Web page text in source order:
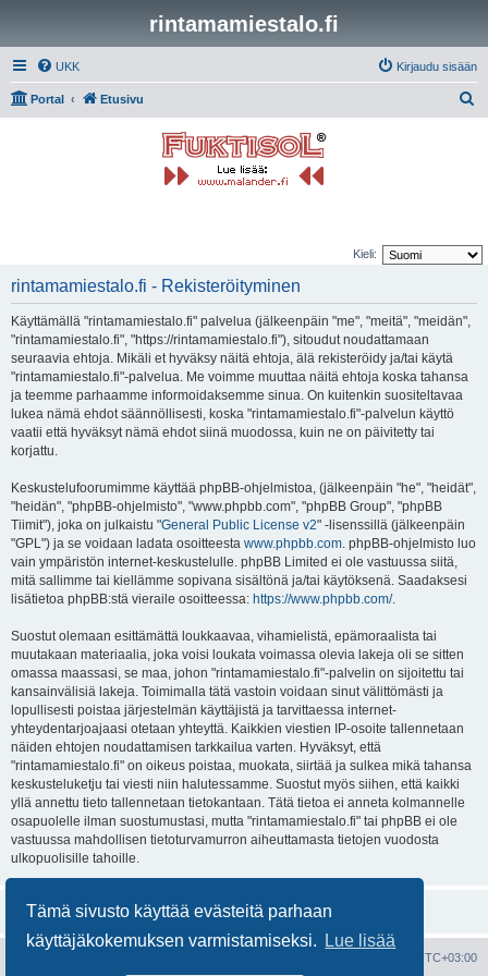
Tämä sivusto käyttää evästeitä parhaan
käyttäjäkokemuksen varmistamiseksi.
Lue lisää
rintamamiestalo.fi
UKK Kirjaudu sisään
Portal Etusivu
Kieli:
rintamamiestalo.fi - Rekisteröityminen
Käyttämällä "rintamamiestalo.fi" palvelua (jälkeenpäin "me", "meitä", "meidän",
"rintamamiestalo.fi", "https://rintamamiestalo.fi"), sitoudut noudattamaan
seuraavia ehtoja. Mikäli et hyväksy näitä ehtoja, älä rekisteröidy ja/tai käytä
"rintamamiestalo.fi"-palvelua. Me voimme muuttaa näitä ehtoja koska tahansa
ja teemme parhaamme informoidaksemme sinua. On kuitenkin suositeltavaa
lukea nämä ehdot säännöllisesti, koska "rintamamiestalo.fi"-palvelun käyttö
vaatii että hyväksyt nämä ehdot siinä muodossa, kuin ne on päivitetty tai
korjattu.
Keskustelufoorumimme käyttää phpBB-ohjelmistoa, (jälkeenpäin "he", "heidät",
"heidän", "phpBB-ohjelmisto", "www.phpbb.com", "phpBB Group", "phpBB
Tiimit"), joka on julkaistu "General Public License v2" -lisenssillä (jälkeenpäin
"GPL") ja se voidaan ladata osoitteesta www.phpbb.com. phpBB-ohjelmisto luo
vain ympäristön internet-keskustelulle. phpBB Limited ei ole vastuussa siitä,
mitä sallimme tai kiellämme sopivana sisältönä ja/tai käytöksenä. Saadaksesi
lisätietoa phpBB:stä vieraile osoitteessa: https://www.phpbb.com/.
Suostut olemaan esittämättä loukkaavaa, vihamielistä, epämoraalista tai
muutakaan materiaalia, joka voisi loukata voimassa olevia lakeja oli se sitten
omassa maassasi, se maa, johon "rintamamiestalo.fi"-palvelin on sijoitettu tai
kansainvälisiä lakeja. Toimimalla tätä vastoin voidaan sinut välittömästi ja
lopullisesti poistaa järjestelmän käyttäjistä ja tarvittaessa internet-
yhteydentarjoajaasi otetaan yhteyttä. Kaikkien viestien IP-osoite tallennetaan
näiden ehtojen noudattamisen tarkkailua varten. Hyväksyt, että
"rintamamiestalo.fi" on oikeus poistaa, muokata, siirtää ja sulkea mikä tahansa
keskusteluketju tai viesti niin halutessamme. Suostut myös siihen, että kaikki
yllä annettu tieto tallennetaan tietokantaan. Tätä tietoa ei anneta kolmannelle
osapuolelle ilman suostumustasi, mutta "rintamamiestalo.fi" tai phpBB ei ole
vastuussa mahdollisen tietoturvamurron aiheuttamasta tietojen vuodosta
ulkopuolisille tahoille.
UTC+03:00